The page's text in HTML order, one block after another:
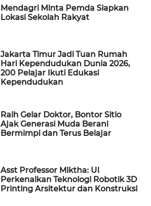
Mendagri Minta Pemda Siapkan
Lokasi Sekolah Rakyat
Jakarta Timur Jadi Tuan Rumah
Hari Kependudukan Dunia 2026,
200 Pelajar Ikuti Edukasi
Kependudukan
Raih Gelar Doktor, Bontor Sitio
Ajak Generasi Muda Berani
Bermimpi dan Terus Belajar
Asst Professor Miktha: UI
Perkenalkan Teknologi Robotik 3D
Printing Arsitektur dan Konstruksi